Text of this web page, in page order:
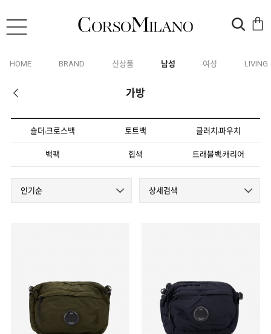
HOME BRAND 신상품 남성 여성 LIVING
가방
숄더 /크로스백 토트백 클러치/파우치
백팩 힙색 트래블백/캐리어
인기순 상세검색